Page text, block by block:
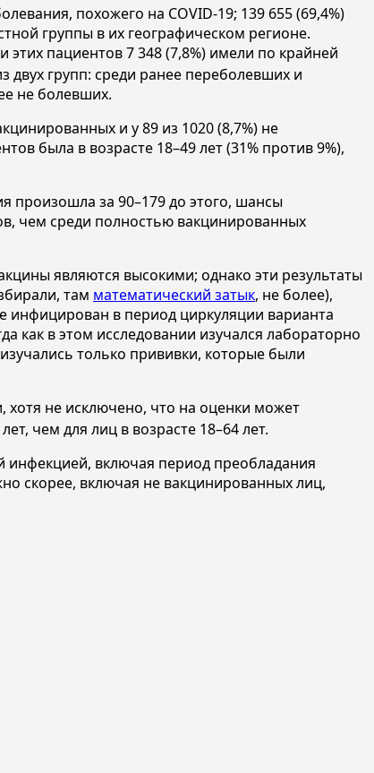
похожего на COVID-19; 139 655 (69,4%)
группы в их географическом регионе.
этих пациентов 7 348 (7,8%) имели по крайней
двух групп: среди ранее переболевших и
не болевших.
и у 89 из 1020 (8,7%) не
была в возрасте 18–49 лет (31% против 9%),
произошла за 90–179 до этого, шансы
чем среди полностью вакцинированных
являются высокими; однако эти результаты
там математический затык, не более),
инфицирован в период циркуляции варианта
как в этом исследовании изучался лабораторно
только прививки, которые были
не исключено, что на оценки может
чем для лиц в возрасте 18–64 лет.
включая период преобладания
скорее, включая не вакцинированных лиц,